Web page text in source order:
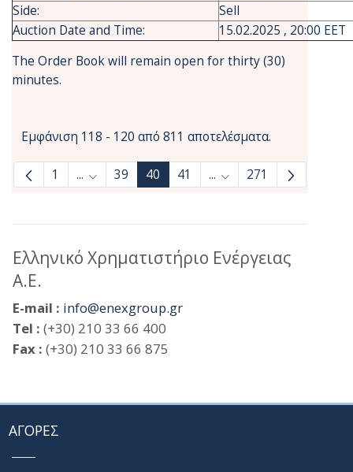
Side:
Sell
Auction Date and Time:
15.02.2025 , 20:00 EET
The Order Book will remain open for thirty (30)
minutes.
Εμφάνιση 118 - 120 από 811 αποτελέσματα.
1 ... Ενδιάμεσες σελίδες Use TAB to navigate.
39 40 41 ... Ενδιάμεσες σελίδες
271
Ελληνικό Χρηματιστήριο Ενέργειας
Α.Ε.
E-mail : info@enexgroup.gr
Tel : (+30) 210 33 66 400
Fax : (+30) 210 33 66 875
ΑΓΟΡΕΣ